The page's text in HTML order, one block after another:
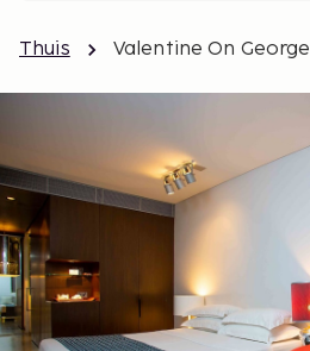
Thuis Valentine On George